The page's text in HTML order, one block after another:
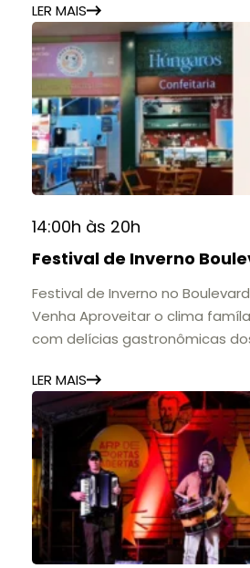
importantes instituições de
Friburgo e do Brasil.
A mostra convida o público a
do Colégio Anchieta por meio
histórias e marcos que
contribuição para a educação,
formação de gerações.
📍 Casarão Julius Arp
📅 Até 30 de setembro
11h às 17h
🎟️ Entrada gratuita.
LER MAIS
14:00h às 20h
Festival de Inverno
Festival de Inverno no
Venha Aproveitar o clima
com delícias gastronômicas
LER MAIS